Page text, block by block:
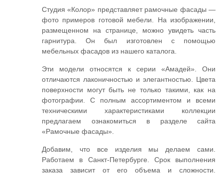
Студия «Колор» представляет рамочные фасады —
фото примеров готовой мебели. На изображении,
размещенном на странице, можно увидеть часть
гарнитура. Он был изготовлен с помощью
мебельных фасадов из нашего каталога.
Эти модели относятся к серии «Амадей». Они
отличаются лаконичностью и элегантностью. Цвета
поверхности могут быть не только такими, как на
фотографии. С полным ассортиментом и всеми
техническими характеристиками коллекции
предлагаем ознакомиться в разделе сайта
«Рамочные фасады».
Добавим, что все изделия мы делаем сами.
Работаем в Санкт-Петербурге. Срок выполнения
заказа зависит от его объема и сложности.